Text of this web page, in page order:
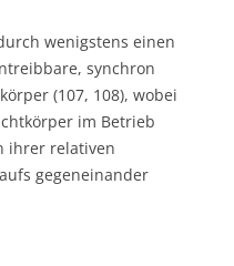
wenigstens einen
synchron
(107, 108), wobei
im Betrieb
ihrer rela­tiven
gegenein­ander